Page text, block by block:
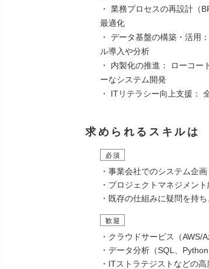
・ 業務プロセスの再設計（
最適化
・ データ基盤の構築・活用
ル導入や分析
・ 内製化の推進： ローコ
ーなシステム開発
・ ITリテラシー向上支援：
求められるスキルは
必須
・事業会社でのシステム企画
・プロジェクトマネジメン
・既存の仕組みに疑問を持
歓迎
・クラウドサービス（AWS/
・データ分析（SQL、
・ITストラテジストなどの